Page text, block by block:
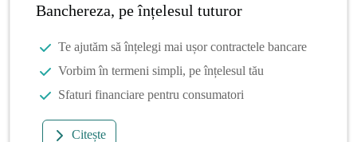
Banchereza, pe înțelesul tuturor
Te ajutăm să înțelegi mai ușor contractele bancare
Vorbim în termeni simpli, pe înțelesul tău
Sfaturi financiare pentru consumatori
Citește